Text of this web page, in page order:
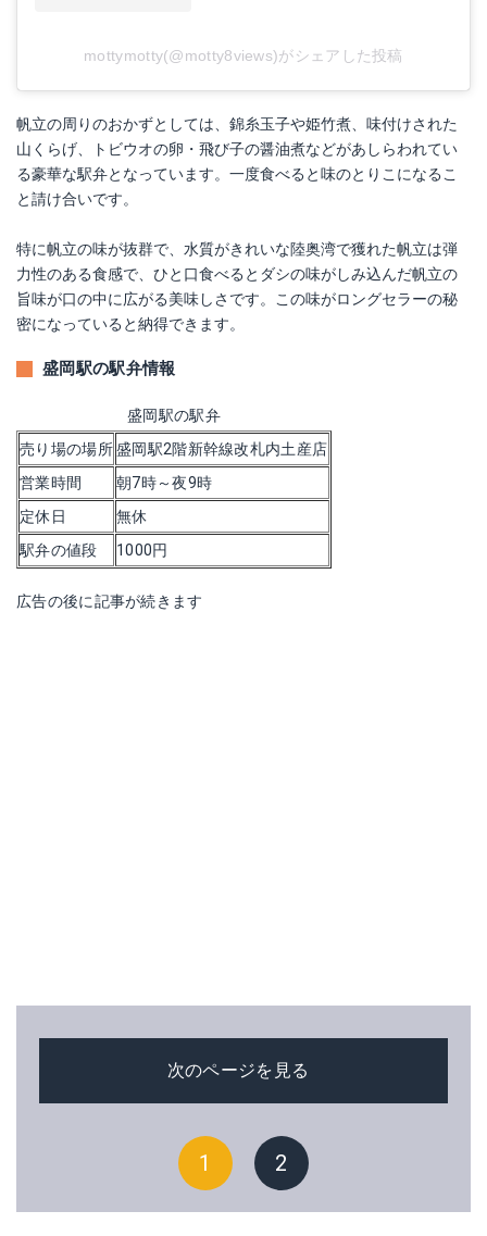
mottymotty(@motty8views)がシェアした投稿
帆立の周りのおかずとしては、錦糸玉子や姫竹煮、味付けされた
山くらげ、トビウオの卵・飛び子の醤油煮などがあしらわれてい
る豪華な駅弁となっています。一度食べると味のとりこになるこ
と請け合いです。
特に帆立の味が抜群で、水質がきれいな陸奥湾で獲れた帆立は弾
力性のある食感で、ひと口食べるとダシの味がしみ込んだ帆立の
旨味が口の中に広がる美味しさです。この味がロングセラーの秘
密になっていると納得できます。
盛岡駅の駅弁情報
盛岡駅の駅弁
売り場の場所盛岡駅2階新幹線改札内土産店
営業時間
朝7時～夜9時
定休日
無休
駅弁の値段
1000円
広告の後に記事が続きます
次のページを見る
1 2